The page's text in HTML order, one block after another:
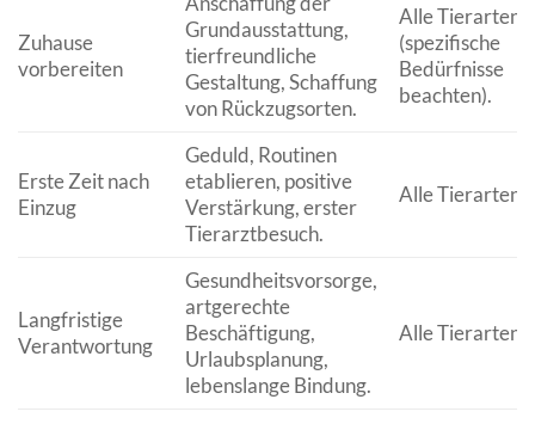
Zuhause
vorbereiten
Grundausstattung,
tierfreundliche
Gestaltung, Schaffung
von Rückzugsorten.
Alle Tierarten
(spezifische
Bedürfnisse
beachten).
Erste Zeit nach
Einzug
Geduld, Routinen
etablieren, positive
Verstärkung, erster
Tierarztbesuch.
Alle Tierarten.
Langfristige
Verantwortung
Gesundheitsvorsorge,
artgerechte
Beschäftigung,
Urlaubsplanung,
lebenslange Bindung.
Alle Tierarten.